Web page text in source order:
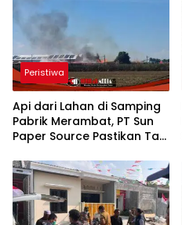
Peristiwa
Api dari Lahan di Samping
Pabrik Merambat, PT Sun
Paper Source Pastikan Tak